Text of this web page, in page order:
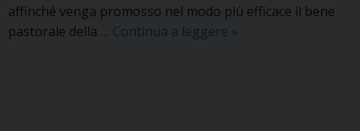
affinché venga promosso nel modo più efficace il bene
pastorale della … Continua a leggere L’Arcivescovo
»